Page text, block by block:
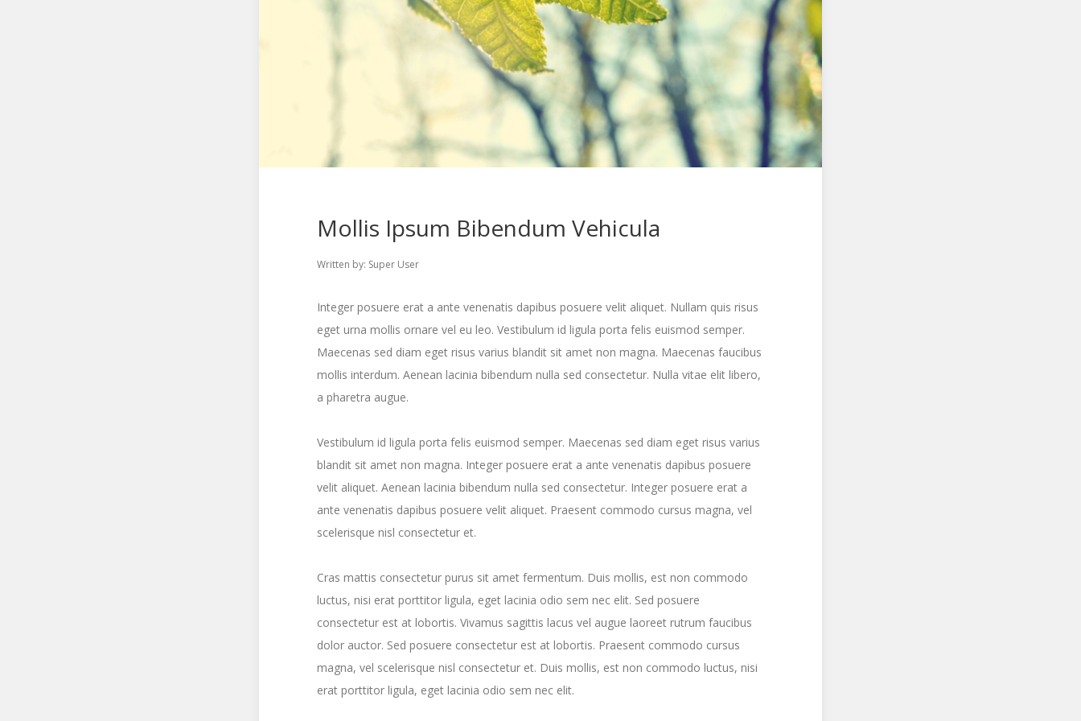
Mollis Ipsum Bibendum Vehicula
Written by: Super User
Integer posuere erat a ante venenatis dapibus posuere velit aliquet. Nullam quis risus
eget urna mollis ornare vel eu leo. Vestibulum id ligula porta felis euismod semper.
Maecenas sed diam eget risus varius blandit sit amet non magna. Maecenas faucibus
mollis interdum. Aenean lacinia bibendum nulla sed consectetur. Nulla vitae elit libero,
a pharetra augue.
Vestibulum id ligula porta felis euismod semper. Maecenas sed diam eget risus varius
blandit sit amet non magna. Integer posuere erat a ante venenatis dapibus posuere
velit aliquet. Aenean lacinia bibendum nulla sed consectetur. Integer posuere erat a
ante venenatis dapibus posuere velit aliquet. Praesent commodo cursus magna, vel
scelerisque nisl consectetur et.
Cras mattis consectetur purus sit amet fermentum. Duis mollis, est non commodo
luctus, nisi erat porttitor ligula, eget lacinia odio sem nec elit. Sed posuere
consectetur est at lobortis. Vivamus sagittis lacus vel augue laoreet rutrum faucibus
dolor auctor. Sed posuere consectetur est at lobortis. Praesent commodo cursus
magna, vel scelerisque nisl consectetur et. Duis mollis, est non commodo luctus, nisi
erat porttitor ligula, eget lacinia odio sem nec elit.